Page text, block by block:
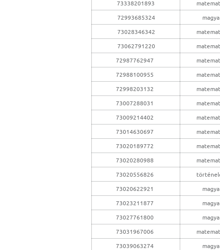
73338201893
72993685324
73028346342
73062791220
72987762947
72988100955
72998203132
73007288031
73009214402
73014630697
73020189772
73020280988
73020556826
73020622921
73023211877
73027761800
73031967006
73039063274